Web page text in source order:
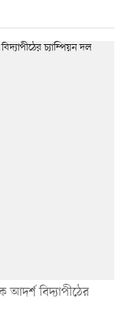
আদর্শ বিদ্যাপীঠের